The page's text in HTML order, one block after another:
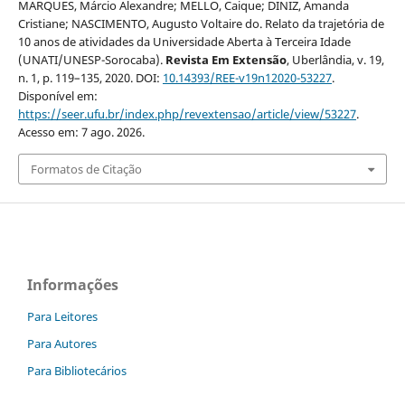
MARQUES, Márcio Alexandre; MELLO, Caique; DINIZ, Amanda
Cristiane; NASCIMENTO, Augusto Voltaire do. Relato da trajetória de
10 anos de atividades da Universidade Aberta à Terceira Idade
(UNATI/UNESP-Sorocaba). Revista Em Extensão, Uberlândia, v. 19,
n. 1, p. 119–135, 2020. DOI: 10.14393/REE-v19n12020-53227.
Disponível em:
https://seer.ufu.br/index.php/revextensao/article/view/53227.
Acesso em: 7 ago. 2026.
Formatos de Citação
Informações
Para Leitores
Para Autores
Para Bibliotecários